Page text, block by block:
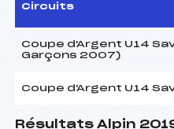
Circuits
Coupe d'Argent U14
Garçons 2007)
Coupe d'Argent U14
Résultats Alpin